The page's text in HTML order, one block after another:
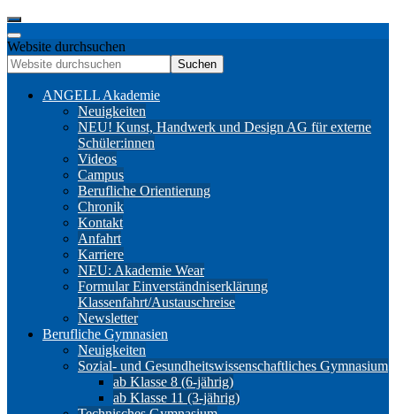
Website durchsuchen
Suchen
ANGELL Akademie
Neuigkeiten
NEU! Kunst, Handwerk und Design AG für externe
Schüler:innen
Videos
Campus
Berufliche Orientierung
Chronik
Kontakt
Anfahrt
Karriere
NEU: Akademie Wear
Formular Einverständniserklärung
Klassenfahrt/Austauschreise
Newsletter
Berufliche Gymnasien
Neuigkeiten
Sozial- und Gesundheitswissenschaftliches Gymnasium
ab Klasse 8 (6-jährig)
ab Klasse 11 (3-jährig)